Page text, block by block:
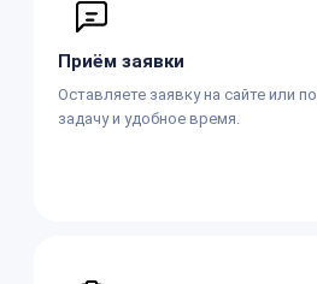
Приём заявки
Оставляете заявку на сайте или
задачу и удобное время.